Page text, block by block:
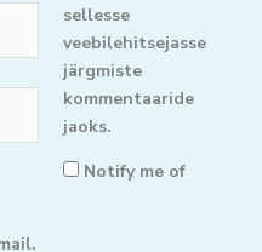
sellesse
veebilehitsejasse
järgmiste
kommentaaride
jaoks.
Notify me of